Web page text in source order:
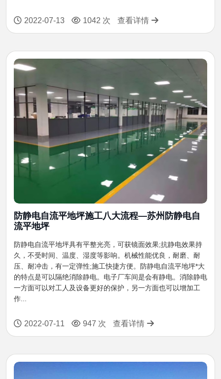
2022-07-13 1042 次 查看详情
防静电自流平地坪施工八大流程—苏州防静电自
流平地坪
防静电自流平地坪具有平整光亮，可获镜面效果;抗静电效果持
久，不受时间、温度、湿度等影响。机械性能优良，耐磨、耐
压、耐冲击，有一定弹性;施工快捷方便。防静电自流平地坪*大
的特点是可以隔绝消除静电。电子厂车间是会有静电。消除静电
一方面可以对工人及设备更好的保护，另一方面也可以增加工
作...
2022-07-11 947 次 查看详情